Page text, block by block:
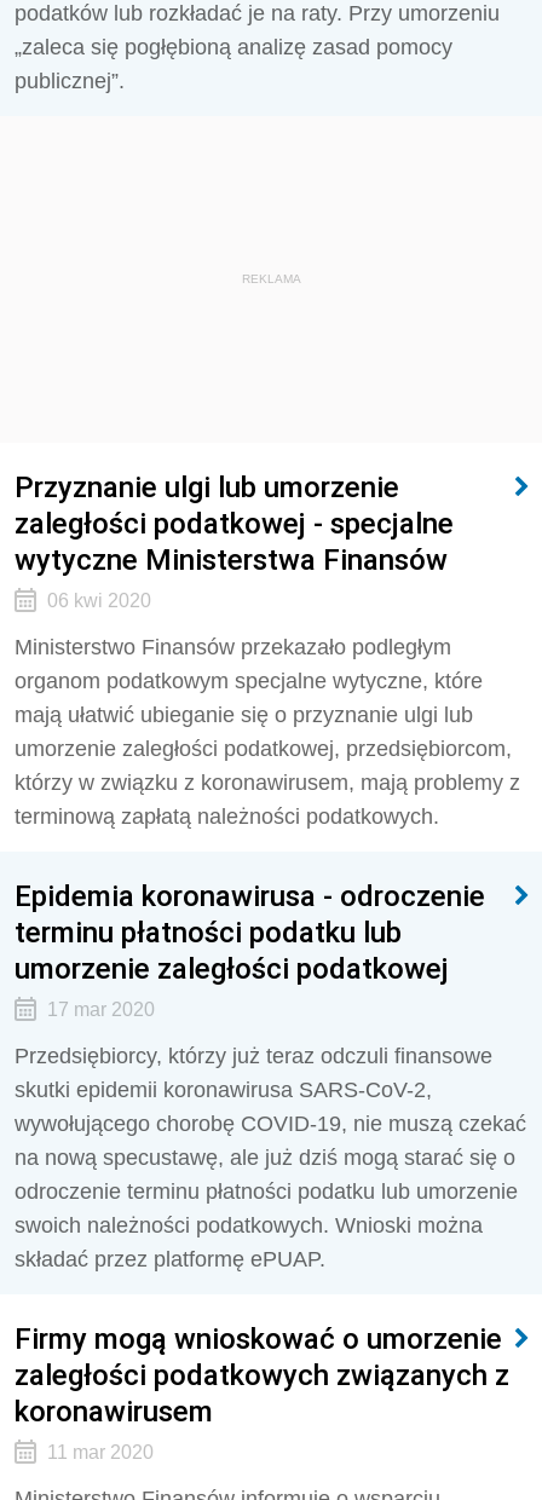
podatków lub rozkładać je na raty. Przy umorzeniu
„zaleca się pogłębioną analizę zasad pomocy
publicznej”.
REKLAMA
Przyznanie ulgi lub umorzenie
zaległości podatkowej - specjalne
wytyczne Ministerstwa Finansów
06 kwi 2020
Ministerstwo Finansów przekazało podległym
organom podatkowym specjalne wytyczne, które
mają ułatwić ubieganie się o przyznanie ulgi lub
umorzenie zaległości podatkowej, przedsiębiorcom,
którzy w związku z koronawirusem, mają problemy z
terminową zapłatą należności podatkowych.
Epidemia koronawirusa - odroczenie
terminu płatności podatku lub
umorzenie zaległości podatkowej
17 mar 2020
Przedsiębiorcy, którzy już teraz odczuli finansowe
skutki epidemii koronawirusa SARS-CoV-2,
wywołującego chorobę COVID-19, nie muszą czekać
na nową specustawę, ale już dziś mogą starać się o
odroczenie terminu płatności podatku lub umorzenie
swoich należności podatkowych. Wnioski można
składać przez platformę ePUAP.
Firmy mogą wnioskować o umorzenie
zaległości podatkowych związanych z
koronawirusem
11 mar 2020